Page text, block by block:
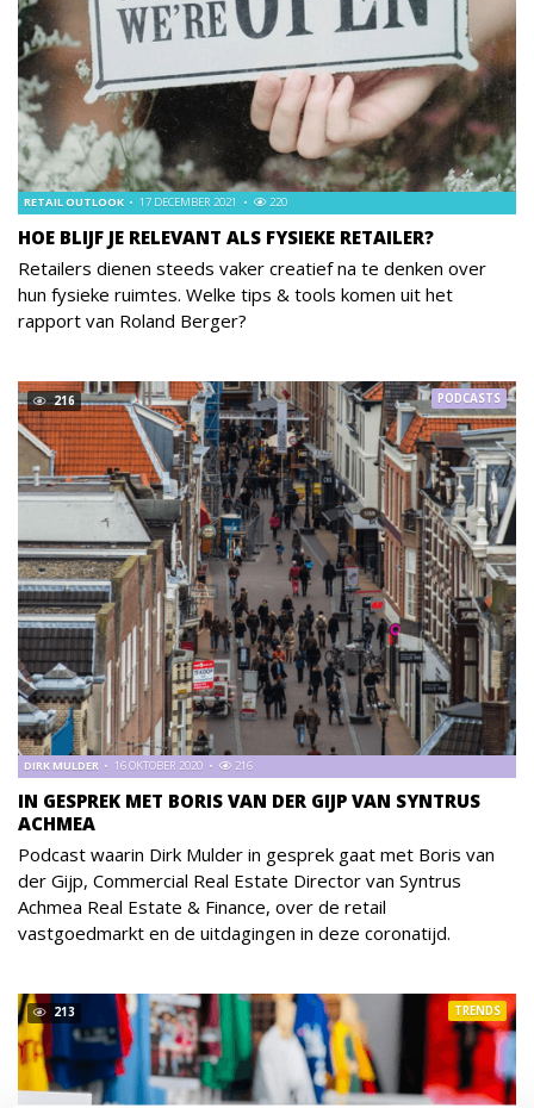
HOE BLIJF JE RELEVANT ALS FYSIEKE RETAILER?
RETAIL OUTLOOK 17 DECEMBER 2021 220
Retailers dienen steeds vaker creatief na te denken over
hun fysieke ruimtes. Welke tips & tools komen uit het
rapport van Roland Berger?
216
IN GESPREK MET BORIS VAN DER GIJP VAN SYNTRUS
ACHMEA
DIRK MULDER 16 OKTOBER 2020 216
PODCASTS
Podcast waarin Dirk Mulder in gesprek gaat met Boris van
der Gijp, ‪Commercial Real Estate Director‬ van Syntrus
Achmea Real Estate & Finance,‬ over de retail
vastgoedmarkt en de uitdagingen in deze coronatijd.‬
213 TRENDS